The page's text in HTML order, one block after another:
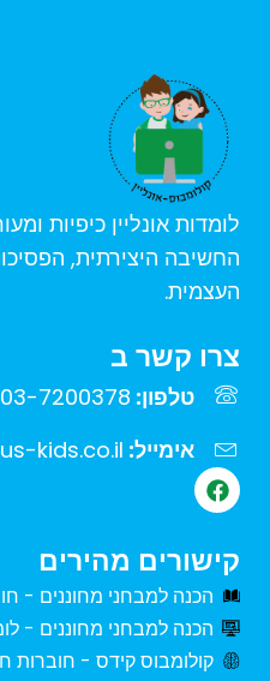
לומדות אונליין כיפיות
החשיבה היצירתית,
העצמית.
צרו קשר ב
טלפון: 03-7200378
אימייל: kids.co.il
F
a
b
o
k
קישורים מהירים
הכנה למבחני מחוננים -
הכנה למבחני מחוננים -
קולומבוס קידס - חוברות